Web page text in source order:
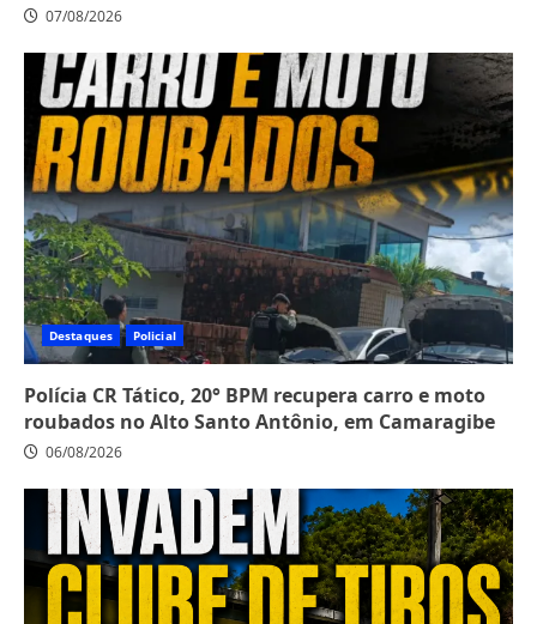
07/08/2026
Destaques Policial
Polícia CR Tático, 20° BPM recupera carro e moto
roubados no Alto Santo Antônio, em Camaragibe
06/08/2026